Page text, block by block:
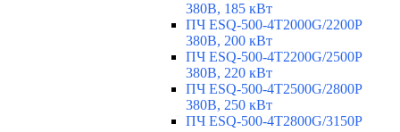
380В, 185 кВт
ПЧ ESQ-500-4T2000G/2200P
380В, 200 кВт
ПЧ ESQ-500-4T2200G/2500P
380В, 220 кВт
ПЧ ESQ-500-4T2500G/2800P
380В, 250 кВт
ПЧ ESQ-500-4T2800G/3150P